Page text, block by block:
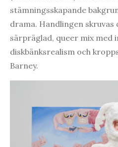
stämningsskapande
drama. Handlingen
särpräglad, queer mix med
diskbänksrealism och
Barney.